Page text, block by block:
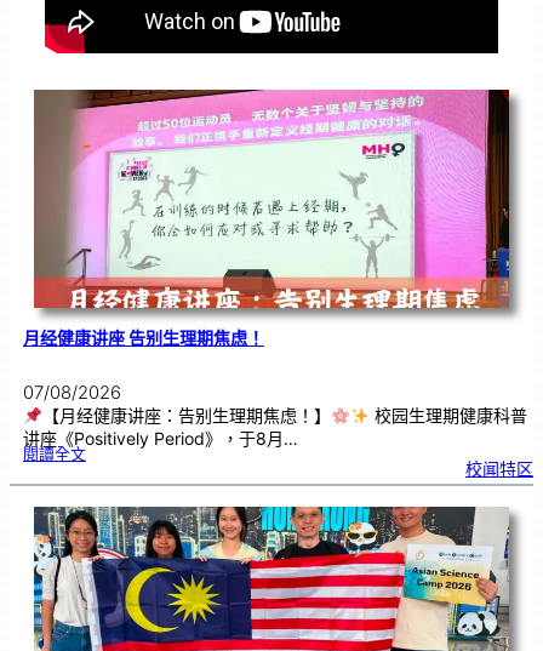
月经健康讲座 告别生理期焦虑！
07/08/2026
【月经健康讲座：告别生理期焦虑！】
校园生理期健康科普
讲座《Positively Period》，于8月…
閱讀全文:月
康
座
告
别
生
理
期
焦
虑
！
校闻特区